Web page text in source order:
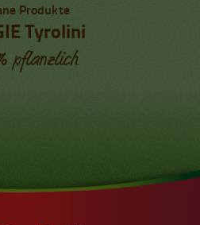
Produkte
Tyrolini
pflanzlich